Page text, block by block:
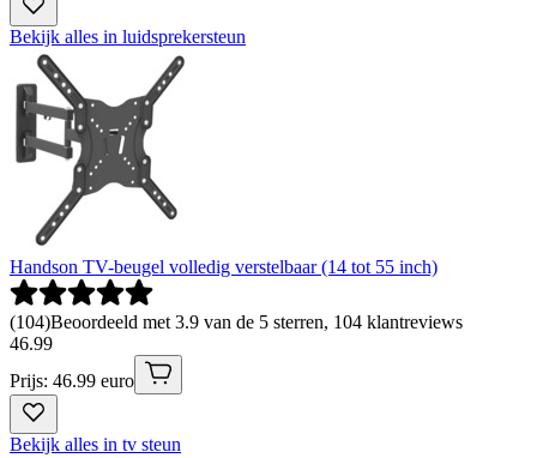
Bekijk alles in luidsprekersteun
Handson TV-beugel volledig verstelbaar (14 tot 55 inch)
(104)Beoordeeld met 3.9 van de 5 sterren, 104 klantreviews
46.99
Prijs: 46.99 euro
Bekijk alles in tv steun